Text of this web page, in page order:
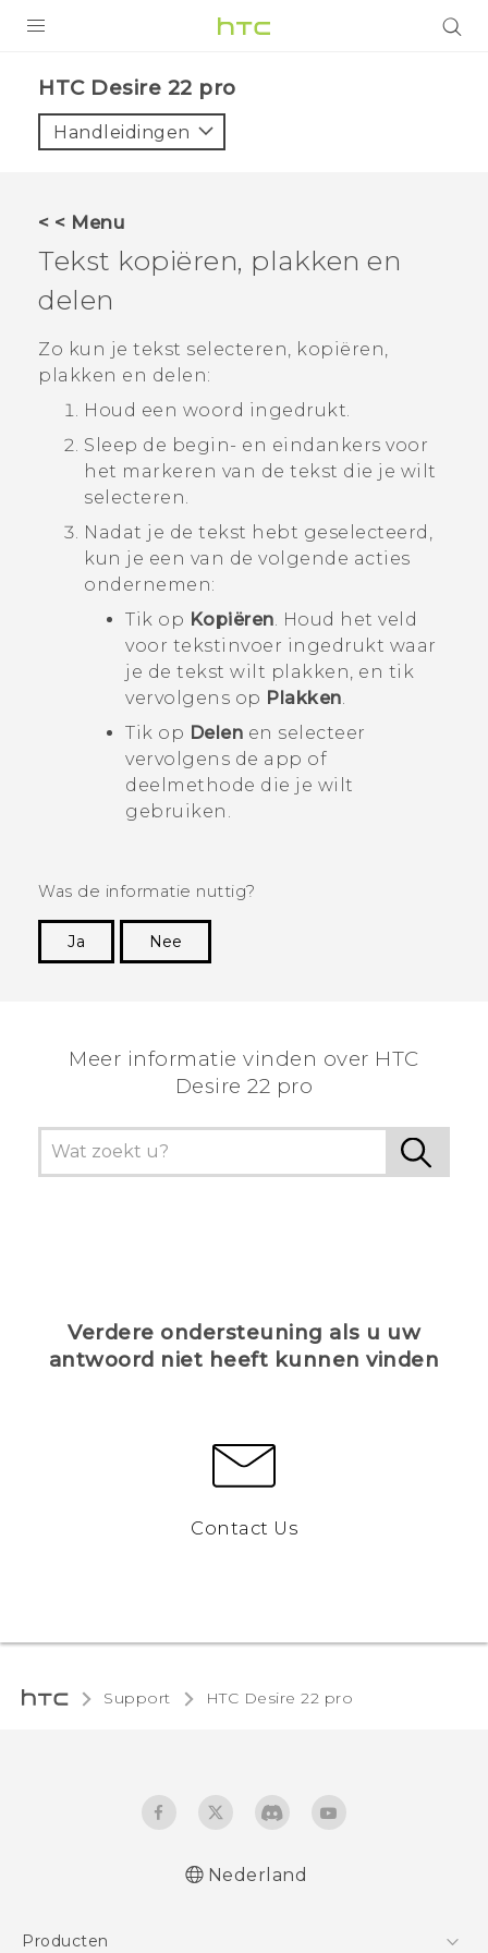
VIVE
AANBIEDINGEN
HTC Club
SUPPORT
HTC-apparaten & -accessoires
VIVERSE
Aanmelden
HTC Desire 22 pro‎
Handleidingen
< < Menu
Tekst kopiëren, plakken en
delen
Zo kun je tekst selecteren, kopiëren,
plakken en delen:
Houd een woord ingedrukt.
Sleep de begin- en eindankers voor
het markeren van de tekst die je wilt
selecteren.
Nadat je de tekst hebt geselecteerd,
kun je een van de volgende acties
ondernemen:
Tik op Kopiëren. Houd het veld
voor tekstinvoer ingedrukt waar
je de tekst wilt plakken, en tik
vervolgens op Plakken.
Tik op Delen en selecteer
vervolgens de app of
deelmethode die je wilt
gebruiken.
Was de informatie nuttig?
Ja
Nee
Meer informatie vinden over HTC
Desire 22 pro
Verdere ondersteuning als u uw
antwoord niet heeft kunnen vinden
Contact Us
Support HTC Desire 22 pro‎
Nederland
Producten